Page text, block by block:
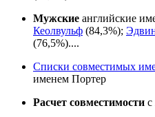
Мужские английские
Кеолвульф (84,3%);
(76,5%)....
Списки совместимых
именем Портер
Расчет совместимости